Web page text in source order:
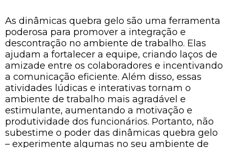
As dinâmicas quebra gelo são uma ferramenta
poderosa para promover a integração e
descontração no ambiente de trabalho. Elas
ajudam a fortalecer a equipe, criando laços de
amizade entre os colaboradores e incentivando
a comunicação eficiente. Além disso, essas
atividades lúdicas e interativas tornam o
ambiente de trabalho mais agradável e
estimulante, aumentando a motivação e
produtividade dos funcionários. Portanto, não
subestime o poder das dinâmicas quebra gelo
– experimente algumas no seu ambiente de